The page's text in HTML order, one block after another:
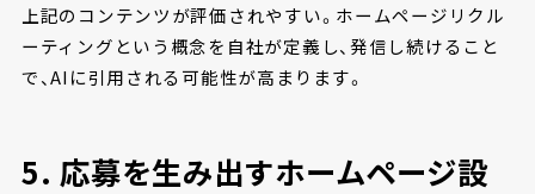
上記のコンテンツが評価されやすい。ホームページリクル
ーティングという概念を自社が定義し、発信し続けること
で、AIに引用される可能性が高まります。
5. 応募を生み出すホームページ設